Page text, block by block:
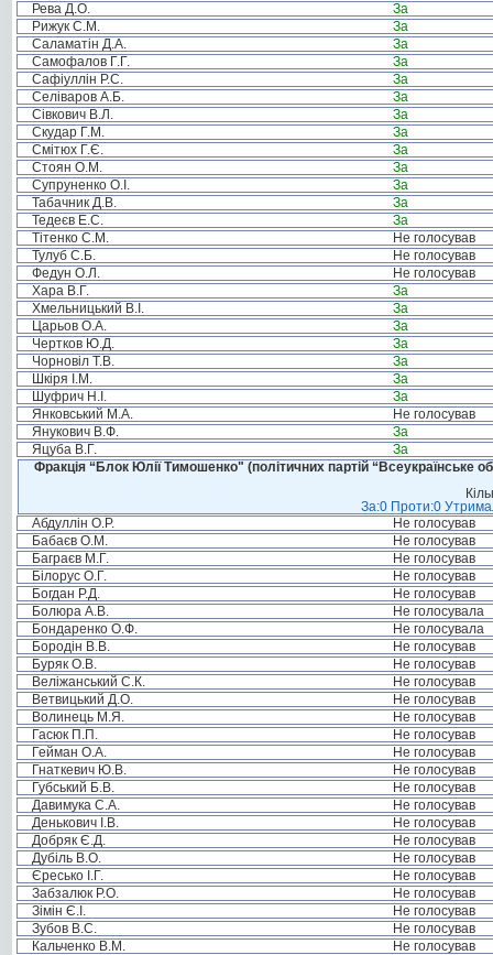
Рева Д.О.
За
Рижук С.М.
За
Саламатін Д.А.
За
Самофалов Г.Г.
За
Сафіуллін Р.С.
За
Селіваров А.Б.
За
Сівкович В.Л.
За
Скудар Г.М.
За
Смітюх Г.Є.
За
Стоян О.М.
За
Супруненко О.І.
За
Табачник Д.В.
За
Тедеєв Е.С.
За
Тітенко С.М.
Не голосував
Тулуб С.Б.
Не голосував
Федун О.Л.
Не голосував
Хара В.Г.
За
Хмельницький В.І.
За
Царьов О.А.
За
Чертков Ю.Д.
За
Чорновіл Т.В.
За
Шкіря І.М.
За
Шуфрич Н.І.
За
Янковський М.А.
Не голосував
Янукович В.Ф.
За
Яцуба В.Г.
За
Фракція “Блок Юлії Тимошенко" (політичних партій “Всеукраїнське
За:0 Проти:0
Абдуллін О.Р.
Не голосував
Бабаєв О.М.
Не голосував
Баграєв М.Г.
Не голосував
Білорус О.Г.
Не голосував
Богдан Р.Д.
Не голосував
Болюра А.В.
Не голосувала
Бондаренко О.Ф.
Не голосувала
Бородін В.В.
Не голосував
Буряк О.В.
Не голосував
Веліжанський С.К.
Не голосував
Ветвицький Д.О.
Не голосував
Волинець М.Я.
Не голосував
Гасюк П.П.
Не голосував
Гейман О.А.
Не голосував
Гнаткевич Ю.В.
Не голосував
Губський Б.В.
Не голосував
Давимука С.А.
Не голосував
Денькович І.В.
Не голосував
Добряк Є.Д.
Не голосував
Дубіль В.О.
Не голосував
Єресько І.Г.
Не голосував
Забзалюк Р.О.
Не голосував
Зімін Є.І.
Не голосував
Зубов В.С.
Не голосував
Кальченко В.М.
Не голосував